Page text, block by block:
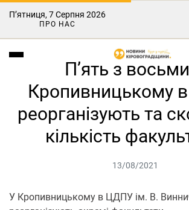
П’ятниця, 7 Серпня 2026
ПРО НАС
П’ять з
Кропивницькому
реорганізують та
кількість
13/08/2021
У Кропивницькому в ЦДПУ ім. В.